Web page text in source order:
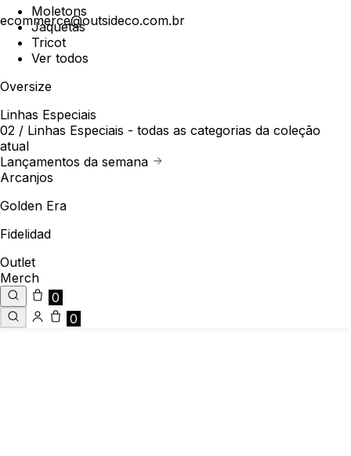
ecommerce@outsideco.com.br
Moletons
Jaquetas
Tricot
Ver todos
Oversize
Linhas Especiais
02 / Linhas Especiais - todas as categorias da coleção
atual
Lançamentos da semana
Arcanjos
Golden Era
Fidelidad
Outlet
Merch
0
0